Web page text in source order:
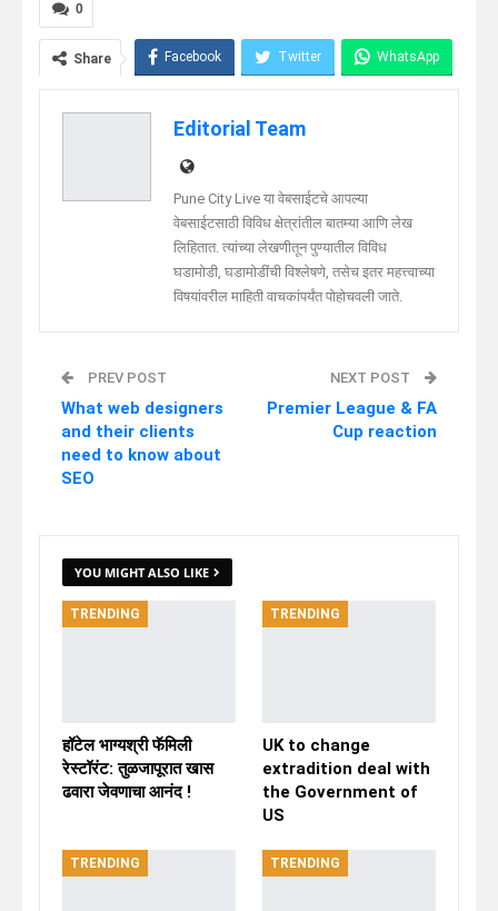
0
Share Facebook Twitter WhatsApp
Editorial Team
Pune City Live या वेबसाईटचे आपल्या
वेबसाईटसाठी विविध क्षेत्रांतील बातम्या आणि लेख
लिहितात. त्यांच्या लेखणीतून पुण्यातील विविध
घडामोडी, घडामोडींची विश्लेषणे, तसेच इतर महत्त्वाच्या
विषयांवरील माहिती वाचकांपर्यंत पोहोचवली जाते.
PREV POST
What web designers
and their clients
need to know about
SEO
NEXT POST
Premier League & FA
Cup reaction
YOU MIGHT ALSO LIKE
TRENDING
हॉटेल भाग्यश्री फॅमिली
रेस्टॉरंट: तुळजापूरात खास
ढवारा जेवणाचा आनंद !
TRENDING
UK to change
extradition deal with
the Government of
US
TRENDING TRENDING